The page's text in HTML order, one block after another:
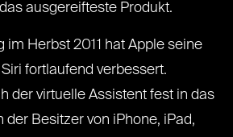
ausgereifteste Produkt.
im Herbst 2011 hat Apple seine
fortlaufend verbessert.
der virtuelle Assistent fest in das
der Besitzer von iPhone, iPad,